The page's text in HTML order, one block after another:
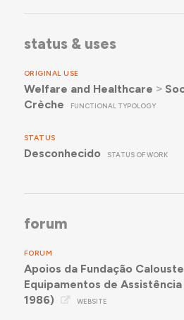
status & uses
ORIGINAL USE
Welfare and Healthcare ˃
Crèche
FUNCTIONAL TYPOLOGY
STATUS
Desconhecido STATUS OF WORK
forum
FORUM
Apoios da Fundação
Equipamentos de Assistência
1986)
WEBSITE